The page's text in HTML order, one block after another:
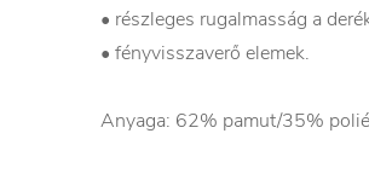
• részleges rugalmasság a
• fényvisszaverő elemek.
Anyaga: 62% pamut/35%